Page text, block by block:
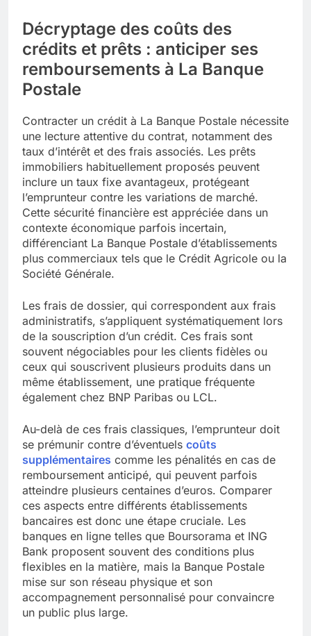
Décryptage des coûts des
crédits et prêts : anticiper ses
remboursements à La Banque
Postale
Contracter un crédit à La Banque Postale nécessite
une lecture attentive du contrat, notamment des
taux d’intérêt et des frais associés. Les prêts
immobiliers habituellement proposés peuvent
inclure un taux fixe avantageux, protégeant
l’emprunteur contre les variations de marché.
Cette sécurité financière est appréciée dans un
contexte économique parfois incertain,
différenciant La Banque Postale d’établissements
plus commerciaux tels que le Crédit Agricole ou la
Société Générale.
Les frais de dossier, qui correspondent aux frais
administratifs, s’appliquent systématiquement lors
de la souscription d’un crédit. Ces frais sont
souvent négociables pour les clients fidèles ou
ceux qui souscrivent plusieurs produits dans un
même établissement, une pratique fréquente
également chez BNP Paribas ou LCL.
Au-delà de ces frais classiques, l’emprunteur doit
se prémunir contre d’éventuels coûts
supplémentaires comme les pénalités en cas de
remboursement anticipé, qui peuvent parfois
atteindre plusieurs centaines d’euros. Comparer
ces aspects entre différents établissements
bancaires est donc une étape cruciale. Les
banques en ligne telles que Boursorama et ING
Bank proposent souvent des conditions plus
flexibles en la matière, mais la Banque Postale
mise sur son réseau physique et son
accompagnement personnalisé pour convaincre
un public plus large.